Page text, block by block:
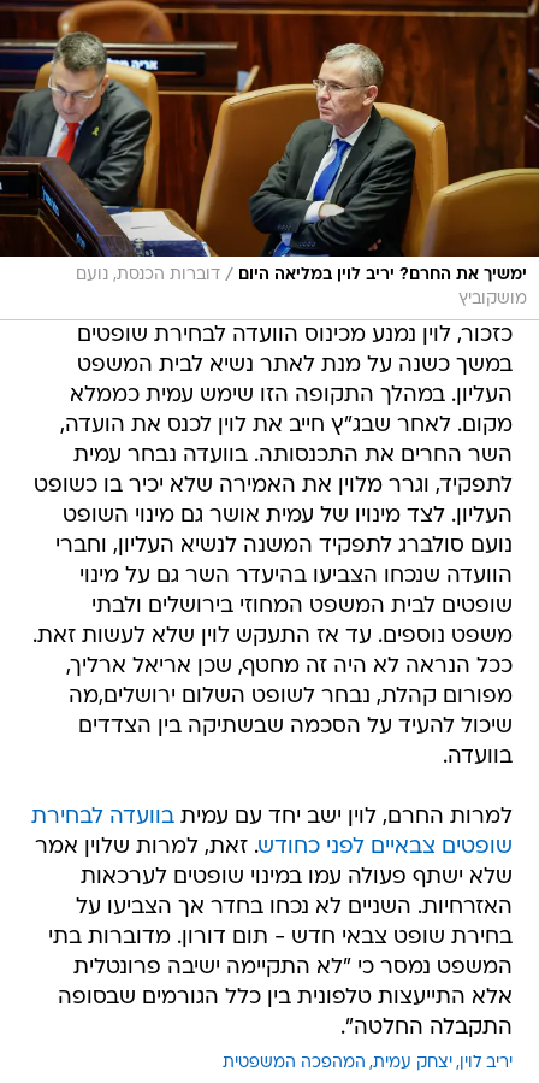
ימשיך את החרם? יריב לוין במליאה היום / דוברות הכנסת, נועם
מושקוביץ
כזכור, לוין נמנע מכינוס הוועדה לבחירת שופטים
במשך כשנה על מנת לאתר נשיא לבית המשפט
העליון. במהלך התקופה הזו שימש עמית כממלא
מקום. לאחר שבג"ץ חייב את לוין לכנס את הועדה,
השר החרים את התכנסותה. בוועדה נבחר עמית
לתפקיד, וגרר מלוין את האמירה שלא יכיר בו כשופט
העליון. לצד מינויו של עמית אושר גם מינוי השופט
נועם סולברג לתפקיד המשנה לנשיא העליון, וחברי
הוועדה שנכחו הצביעו בהיעדר השר גם על מינוי
שופטים לבית המשפט המחוזי בירושלים ולבתי
משפט נוספים. עד אז התעקש לוין שלא לעשות זאת.
ככל הנראה לא היה זה מחטף, שכן אריאל ארליך,
מפורום קהלת, נבחר לשופט השלום ירושלים,מה
שיכול להעיד על הסכמה שבשתיקה בין הצדדים
בוועדה.
למרות החרם, לוין ישב יחד עם עמיתבוועדה לבחירת
שופטים צבאיים לפני כחודש. זאת, למרות שלוין אמר
שלא ישתף פעולה עמו במינוי שופטים לערכאות
האזרחיות. השניים לא נכחו בחדר אך הצביעו על
בחירת שופט צבאי חדש - תום דורון. מדוברות בתי
המשפט נמסר כי "לא התקיימה ישיבה פרונטלית
אלא התייעצות טלפונית בין כלל הגורמים שבסופה
התקבלה החלטה".
יריב לוין יצחק עמית המהפכה המשפטית